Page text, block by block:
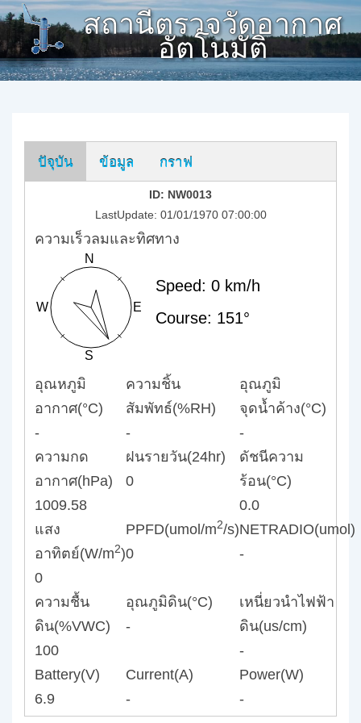
สถานีตรวจวัดอากาศ
อัตโนมัติ
ปัจุบัน ข้อมูล กราฟ
ID: NW0013
LastUpdate: 01/01/1970 07:00:00
ความเร็วลมและทิศทาง
อุณหภูมิ
อากาศ(°C)
-
ความชิ้น
สัมพัทธ์(%RH)
-
อุณภูมิ
จุดน้ำค้าง(°C)
-
ความกด
อากาศ(hPa)
1009.58
ฝนรายวัน(24hr)
0
ดัชนีความ
ร้อน(°C)
0.0
แสง
อาทิตย์(W/m2)
0
PPFD(umol/m2/s)
0
NETRADIO(umol)
-
ความชื้น
ดิน(%VWC)
100
อุณภูมิดิน(°C)
-
เหนี่ยวนำไฟฟ้า
ดิน(us/cm)
-
Battery(V)
6.9
Current(A)
-
Power(W)
-